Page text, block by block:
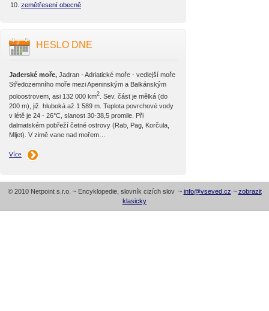
zemětřesení obecně
HESLO DNE
Jaderské moře, Jadran - Adriatické moře - vedlejší moře
Středozemního moře mezi Apeninským a Balkánským
poloostrovem, asi 132 000 km2 . Sev. část je mělká (do
200 m), již. hluboká až 1 589 m. Teplota povrchové vody
v létě je 24 - 26°C, slanost 30-38,5 promile. Při
dalmatském pobřeží četné ostrovy (Rab, Pag, Korčula,
Mljet). V zimě vane nad mořem…
Více
© 2010 Netpoint s.r.o. ~ Encyklopedie, slovník cizích slov ~ info@vseved.cz ~ zobrazit
klasicky